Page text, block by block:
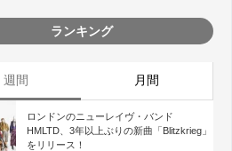
ランキング
週間 月間
ロンドンのニューレイヴ・バンド
HMLTD、3年以上ぶりの新曲「Blitzkrieg」
をリリース！